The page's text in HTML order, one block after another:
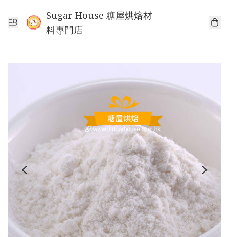
Sugar House 糖屋烘焙材
料專門店